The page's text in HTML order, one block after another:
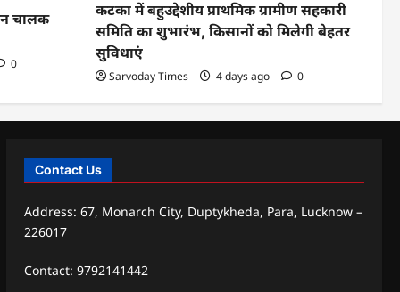
चालक
0
कटका में बहुउद्देशीय प्राथमिक ग्रामीण सहकारी
समिति का शुभारंभ, किसानों को मिलेगी बेहतर
सुविधाएं
Sarvoday Times 4 days ago 0
Contact Us
Address: 67, Monarch City, Duptykheda, Para, Lucknow –
226017
Contact: 9792141442